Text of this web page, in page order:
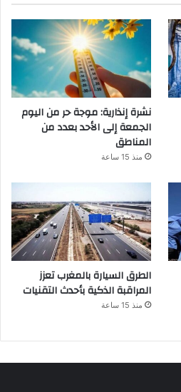
نشرة إنذارية: موجة حر من اليوم
الجمعة إلى الأحد بعدد من
المناطق
منذ 15 ساعة
الطرق السيارة بالمغرب تعزز
المراقبة الذكية بأحدث التقنيات
منذ 15 ساعة